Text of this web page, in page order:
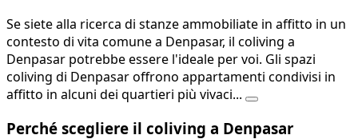
Se siete alla ricerca di stanze ammobiliate in affitto in un
contesto di vita comune a Denpasar, il coliving a
Denpasar potrebbe essere l'ideale per voi. Gli spazi
coliving di Denpasar offrono appartamenti condivisi in
affitto in alcuni dei quartieri più vivaci...
Perché scegliere il coliving a Denpasar